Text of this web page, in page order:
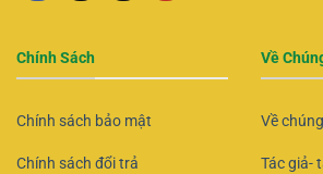
Chính Sách
Chính sách bảo mật
Chính sách đổi trả
Về
Về
Tác giả-